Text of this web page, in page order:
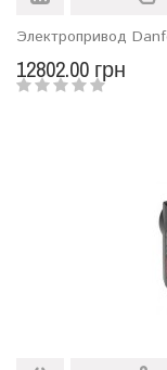
Электропривод
12802.00 грн